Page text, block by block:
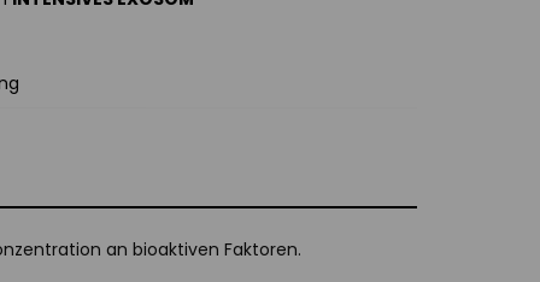
an bioaktiven Faktoren.